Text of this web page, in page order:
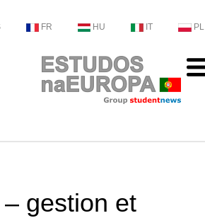
FR HU IT PL
gestion et